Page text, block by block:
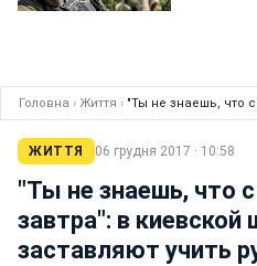
Головна › Життя › "Ты не знаешь, что
ЖИТТЯ 06 грудня 2017 · 10:58
"Ты не знаешь, что
завтра": в киевской
заставляют учить